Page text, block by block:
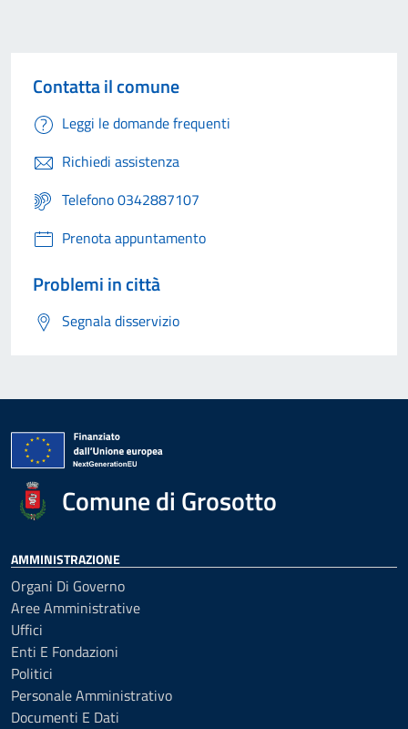
Contatta il comune
Leggi le domande frequenti
Richiedi assistenza
Telefono 0342887107
Prenota appuntamento
Problemi in città
Segnala disservizio
Comune di Grosotto
AMMINISTRAZIONE
Organi Di Governo
Aree Amministrative
Uffici
Enti E Fondazioni
Politici
Personale Amministrativo
Documenti E Dati